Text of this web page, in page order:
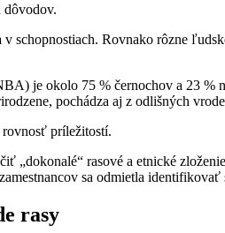
dôvodov.
schopnostiach. Rovnako rôzne
je okolo 75 % černochov a 23 %
pochádza aj z odlišných
rovnosť príležitostí.
„dokonalé“ rasové a etnické
sa odmietla
rasy